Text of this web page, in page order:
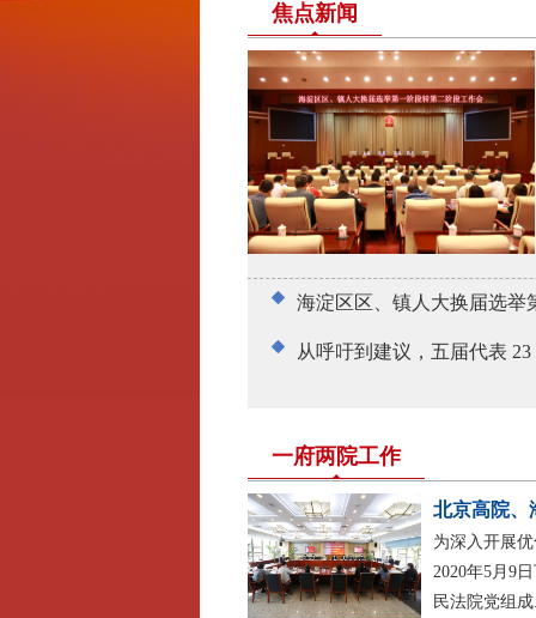
焦点新闻
海淀区区、镇人大换届选举
从呼吁到建议，五届代表
一府两院工作
北京高院、
为深入开展
2020年5月9
民法院党组